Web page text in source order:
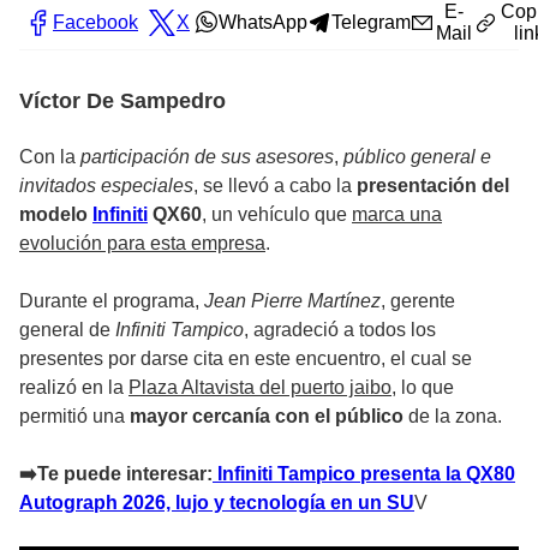
Facebook X WhatsApp Telegram
E-
Mail
Víctor De Sampedro
Con la participación de sus asesores, público general e
invitados especiales, se llevó a cabo la presentación del
modelo Infiniti QX60, un vehículo que marca una
evolución para esta empresa.
Durante el programa, Jean Pierre Martínez, gerente
general de Infiniti Tampico, agradeció a todos los
presentes por darse cita en este encuentro, el cual se
realizó en la Plaza Altavista del puerto jaibo, lo que
permitió una mayor cercanía con el público de la zona.
➡️Te puede interesar: Infiniti Tampico presenta la QX80
Autograph 2026, lujo y tecnología en un SUV